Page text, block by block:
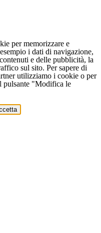
per memorizzare e
i dati di navigazione,
e delle pubblicità, la
sul sito. Per sapere di
utilizziamo i cookie o per
pulsante "Modifica le